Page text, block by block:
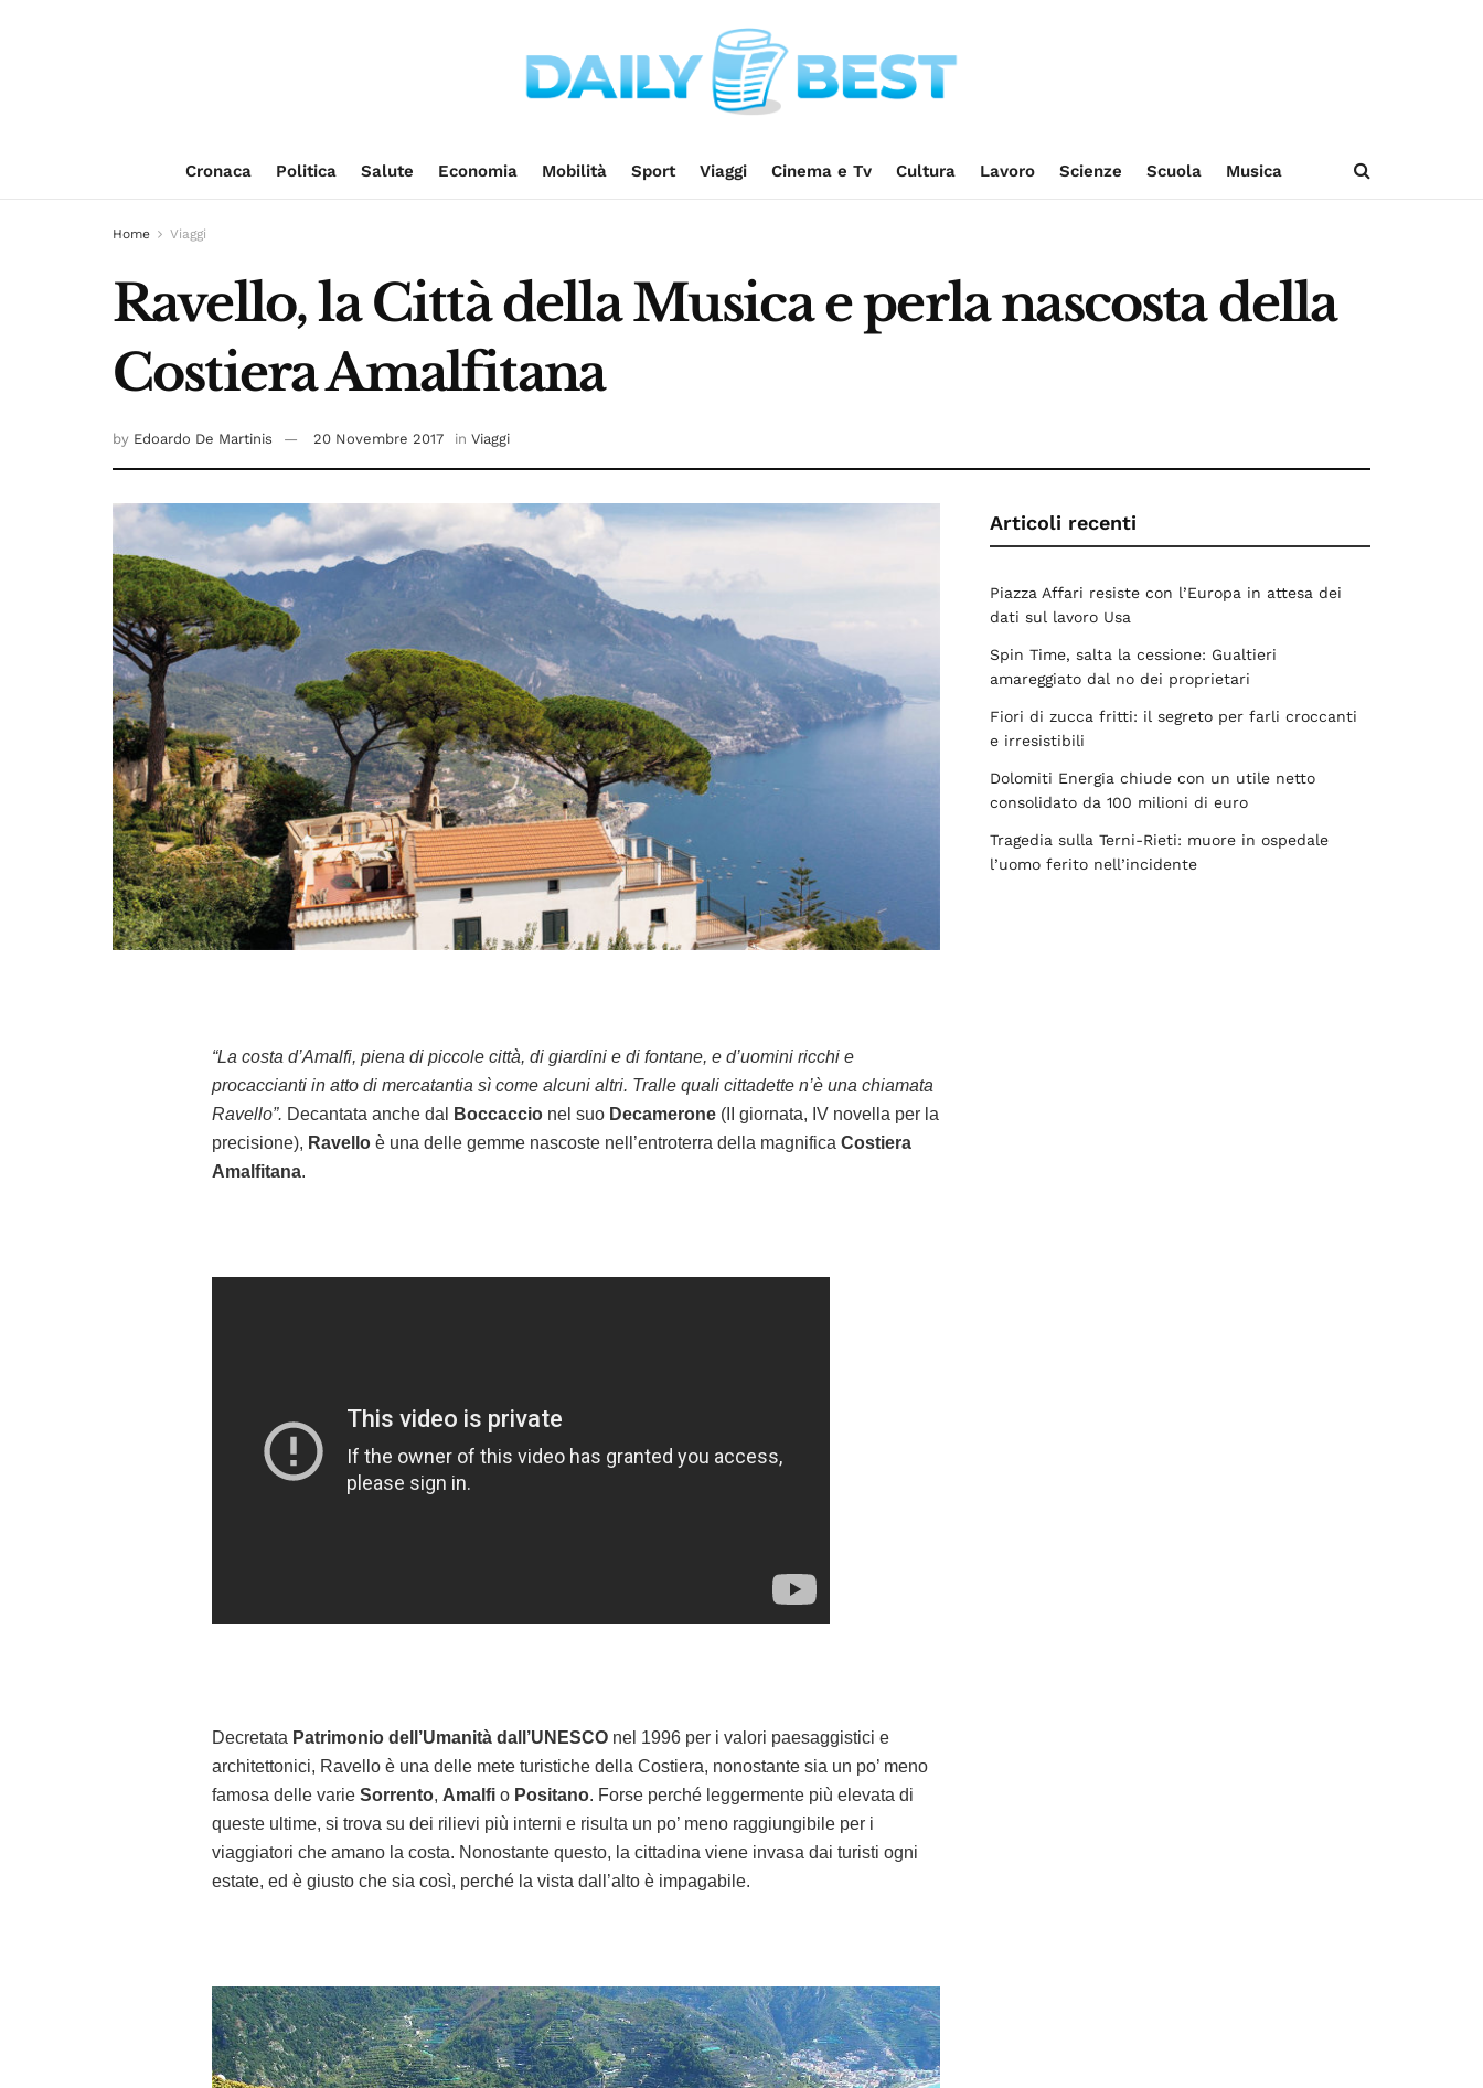
Cronaca Politica Salute Economia Mobilità Sport Viaggi Cinema e Tv Cultura Lavoro Scienze Scuola Musica
Home Viaggi
Ravello, la Città della Musica e perla nascosta della
Costiera Amalfitana
by Edoardo De Martinis 20 Novembre 2017 in Viaggi
“La costa d’Amalfi, piena di piccole città, di giardini e di fontane, e d’uomini ricchi e
procaccianti in atto di mercatantia sì come alcuni altri. Tralle quali cittadette n’è una chiamata
Ravello”. Decantata anche dal Boccaccio nel suo Decamerone (II giornata, IV novella per la
precisione), Ravello è una delle gemme nascoste nell’entroterra della magnifica Costiera
Amalfitana.
Decretata Patrimonio dell’Umanità dall’UNESCO nel 1996 per i valori paesaggistici e
architettonici, Ravello è una delle mete turistiche della Costiera, nonostante sia un po’ meno
famosa delle varie Sorrento, Amalfi o Positano. Forse perché leggermente più elevata di
queste ultime, si trova su dei rilievi più interni e risulta un po’ meno raggiungibile per i
viaggiatori che amano la costa. Nonostante questo, la cittadina viene invasa dai turisti ogni
estate, ed è giusto che sia così, perché la vista dall’alto è impagabile.
Articoli recenti
Piazza Affari resiste con l’Europa in attesa dei
dati sul lavoro Usa
Spin Time, salta la cessione: Gualtieri
amareggiato dal no dei proprietari
Fiori di zucca fritti: il segreto per farli croccanti
e irresistibili
Dolomiti Energia chiude con un utile netto
consolidato da 100 milioni di euro
Tragedia sulla Terni-Rieti: muore in ospedale
l’uomo ferito nell’incidente